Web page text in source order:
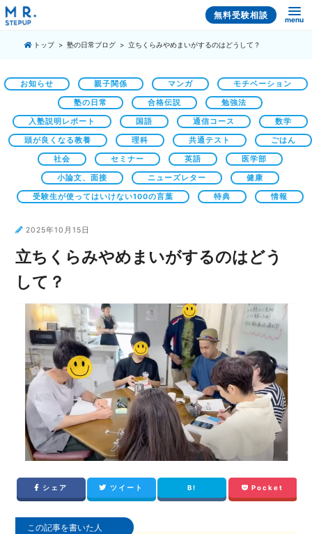
無料受験相談 menu
トップ 塾の日常ブログ 立ちくらみやめまいがするのはどうして？
お知らせ 親子関係 マンガ モチベーション
塾の日常 合格伝説 勉強法
入塾説明レポート 国語 通信コース 数学
頭が良くなる教養 理科 共通テスト ごはん
社会 セミナー 英語 医学部
小論文、面接 ニューズレター 健康
受験生が使ってはいけない100の言葉 特典 情報
2025年10月15日
立ちくらみやめまいがするのはどう
して？
シェア ツイート B! Pocket
この記事を書いた人